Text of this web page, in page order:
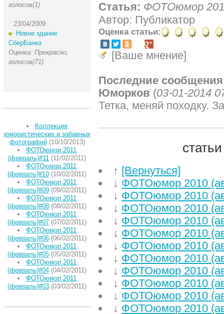
голосов(1)
23/04/2009
Новое здание
СберБанка
Оценка: Прекрасно,
голосов(71)
Коллекция
юмористических и забавных
фотографий(10/10/2013)
ФОТОюмор 2011
(февраль)#11 (11/02/2011)
ФОТОюмор 2011
(февраль)#10 (10/02/2011)
ФОТОюмор 2011
(февраль)#09 (09/02/2011)
ФОТОюмор 2011
(февраль)#08 (08/02/2011)
ФОТОюмор 2011
(февраль)#07 (07/02/2011)
ФОТОюмор 2011
(февраль)#06 (06/02/2011)
ФОТОюмор 2011
(февраль)#05 (05/02/2011)
ФОТОюмор 2011
(февраль)#04 (04/02/2011)
ФОТОюмор 2011
(февраль)#03 (03/02/2011)
Статья: ФОТОюмор
Автор: Публикатор
Оценка статьи:
[Ваше мнение]
Последние сообщения
Юморков (03-01-2014
Тетка, меняй походку.
↑ [Вернуться]
↓ ФОТОюмор 2010
↓ ФОТОюмор 2010
↓ ФОТОюмор 2010
↓ ФОТОюмор 2010
↓ ФОТОюмор 2010
↓ ФОТОюмор 2010
↓ ФОТОюмор 2010
↓ ФОТОюмор 2010
↓ ФОТОюмор 2010
↓ ФОТОюмор 2010
↓ ФОТОюмор 2010